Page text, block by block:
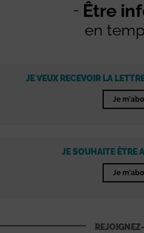
Être
en
JE VEUX RECEVOIR LA
Je
JE SOUHAITE ÊTRE
Je